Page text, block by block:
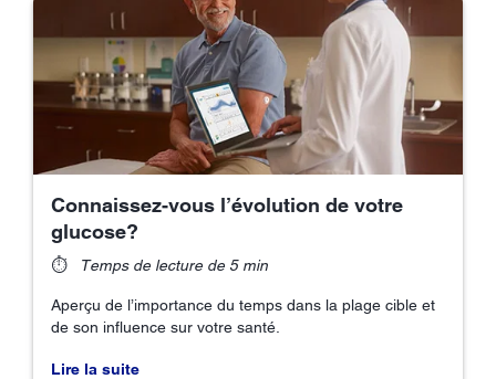
Connaissez-vous l’évolution de votre
glucose?
⏱ Temps de lecture de 5 min
Aperçu de l’importance du temps dans la plage cible et
de son influence sur votre santé.
Lire la suite